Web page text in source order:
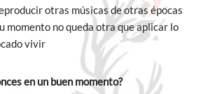
otras músicas de otras épocas
momento no queda otra que aplicar lo
vivir
en un buen momento?